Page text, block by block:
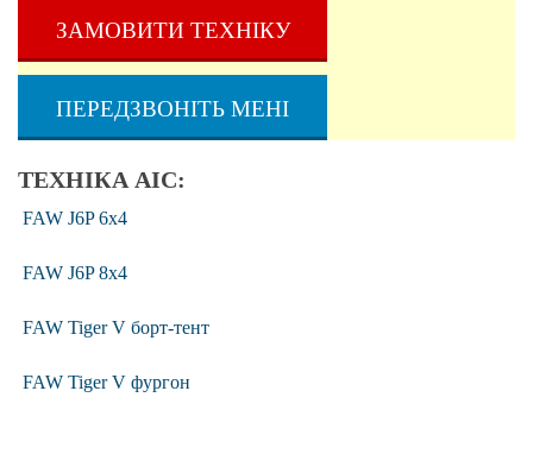
ЗАМОВИТИ ТЕХНІКУ
ПЕРЕДЗВОНІТЬ МЕНІ
ТЕХНІКА АІС:
FAW J6P 6x4
FAW J6P 8x4
FAW Tiger V борт-тент
FAW Tiger V фургон